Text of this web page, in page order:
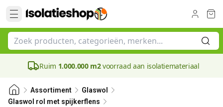
Ruim 1.000.000 m2voorraad aan isolatiemateriaal
Assortiment
Glaswol
Glaswol rol met spijkerflens